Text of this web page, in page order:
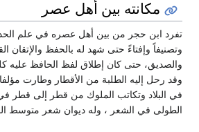
مكانته بين أهل عصر
تفرد ابن حجر من بين أهل عصره في علم
وتصنيفاً وإفتاءً حتى شهد له بالحفظ والإتقان
والصديق، حتى كان إطلاق لفظ الحافظ عليه
وقد رحل إليه الطلبة من الأقطار وطارت
في البلاد وتكاتب الملوك من قطر إلى قطر في
الطولى في الشعر ، وله ديوان شعر متوسط